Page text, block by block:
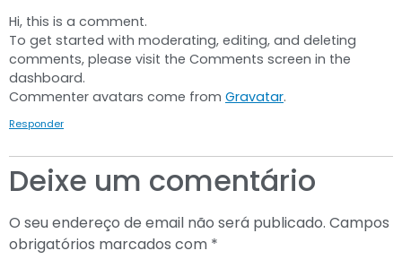
Hi, this is a comment.
To get started with moderating, editing, and deleting
comments, please visit the Comments screen in the
dashboard.
Commenter avatars come from Gravatar.
Responder
Deixe um comentário
O seu endereço de email não será publicado. Campos
obrigatórios marcados com *